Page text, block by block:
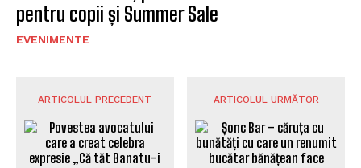
pentru copii și Summer Sale
EVENIMENTE
ARTICOLUL PRECEDENT ARTICOLUL URMĂTOR